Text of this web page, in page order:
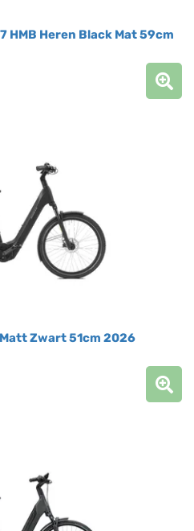
HMB Heren Black Mat 59cm
Zwart 51cm 2026